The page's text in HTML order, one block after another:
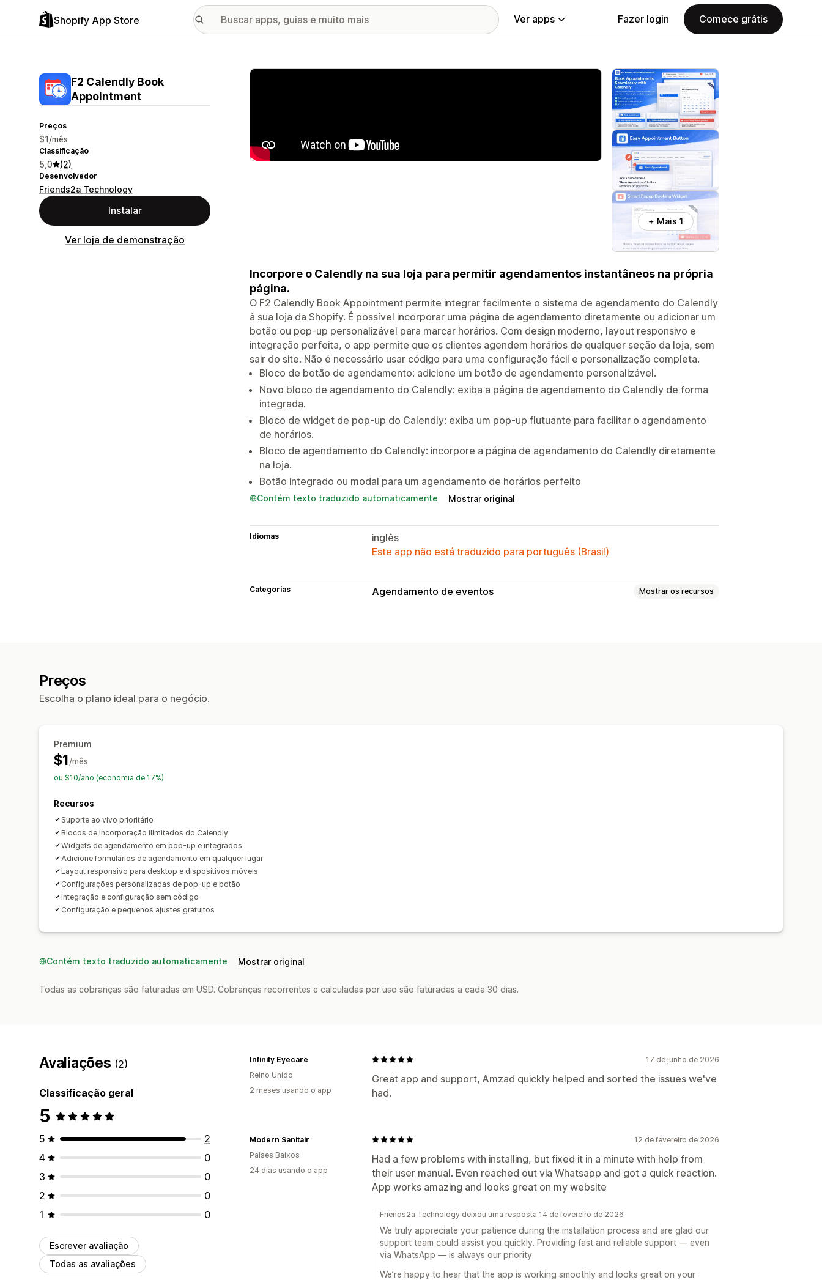
Shopify App Store Ver apps Fazer login Comece grátis
F2 Calendly Book
Appointment
Preços
$1/mês
Classificação
5,0 (2)
Desenvolvedor
Friends2a Technology
Instalar
Ver loja de demonstração
Galeria de imagens em destaque
+ Mais 1
Incorpore o Calendly na sua loja para permitir agendamentos instantâneos na própria
página.
O F2 Calendly Book Appointment permite integrar facilmente o sistema de agendamento do Calendly
à sua loja da Shopify. É possível incorporar uma página de agendamento diretamente ou adicionar um
botão ou pop-up personalizável para marcar horários. Com design moderno, layout responsivo e
integração perfeita, o app permite que os clientes agendem horários de qualquer seção da loja, sem
sair do site. Não é necessário usar código para uma configuração fácil e personalização completa.
Bloco de botão de agendamento: adicione um botão de agendamento personalizável.
Novo bloco de agendamento do Calendly: exiba a página de agendamento do Calendly de forma
integrada.
Bloco de widget de pop-up do Calendly: exiba um pop-up flutuante para facilitar o agendamento
de horários.
Bloco de agendamento do Calendly: incorpore a página de agendamento do Calendly diretamente
na loja.
Botão integrado ou modal para um agendamento de horários perfeito
Contém texto traduzido automaticamente Mostrar original
Idiomas
inglês
Este app não está traduzido para português (Brasil)
Categorias Agendamento de eventos Mostrar os recursos
Preços
Escolha o plano ideal para o negócio.
Premium
$1/mês
ou $10/ano (economia de 17%)
Recursos
Suporte ao vivo prioritário
Blocos de incorporação ilimitados do Calendly
Widgets de agendamento em pop-up e integrados
Adicione formulários de agendamento em qualquer lugar
Layout responsivo para desktop e dispositivos móveis
Configurações personalizadas de pop-up e botão
Integração e configuração sem código
Configuração e pequenos ajustes gratuitos
Contém texto traduzido automaticamente Mostrar original
Todas as cobranças são faturadas em USD. Cobranças recorrentes e calculadas por uso são faturadas a cada 30 dias.
Avaliações (2)
Classificação geral
5
5
2
4
0
3
0
2
0
1
0
Escrever avaliação
Todas as avaliações
17 de junho de 2026
Great app and support, Amzad quickly helped and sorted the issues we've
had.
Infinity Eyecare
Reino Unido
2 meses usando o app
12 de fevereiro de 2026
Had a few problems with installing, but fixed it in a minute with help from
their user manual. Even reached out via Whatsapp and got a quick reaction.
App works amazing and looks great on my website
Modern Sanitair
Países Baixos
24 dias usando o app
Friends2a Technology deixou uma resposta 14 de fevereiro de 2026
We truly appreciate your patience during the installation process and are glad our
support team could assist you quickly. Providing fast and reliable support — even
via WhatsApp — is always our priority.
We’re happy to hear that the app is working smoothly and looks great on your